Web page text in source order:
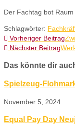
Der Fachtag bot
Schlagwörter:
Vorheriger Beitrag
Nächster Beitrag
Das könnte dir
Spielzeug-
November 5, 2024
Equal Pay Day